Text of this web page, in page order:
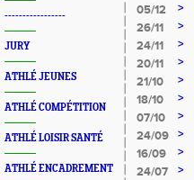
-----------------
JURY
ATHLÉ JEUNES
ATHLÉ COMPÉTITION
ATHLÉ LOISIR SANTÉ
ATHLÉ ENCADREMENT
05/12
>
26/11 >
24/11
>
20/11 >
21/10
>
18/10 >
07/10
>
24/09 >
16/09 >
24/07
>